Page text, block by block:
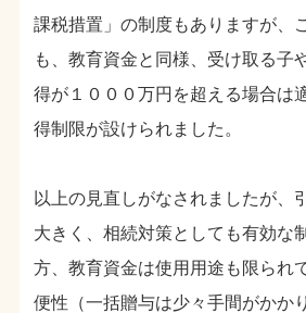
課税措置」の制度もありますが、
も、教育資金と同様、受け取る子
得が１０００万円を超える場合は
得制限が設けられました。
以上の見直しがなされましたが、
大きく、相続対策としても有効な
方、教育資金は使用用途も限られ
便性（一括贈与は少々手間がかか